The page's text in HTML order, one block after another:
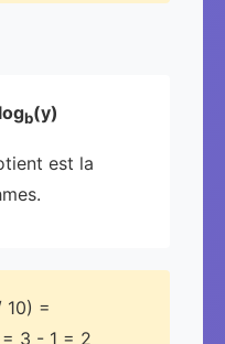
b(y)
est la
10) =
= 3 - 1 = 2